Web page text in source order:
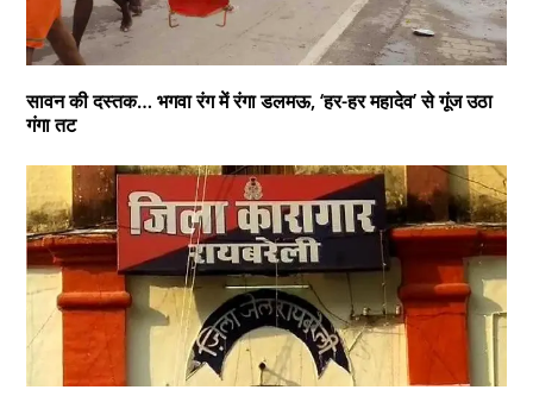
सावन की दस्तक… भगवा रंग में रंगा डलमऊ, ‘हर-हर महादेव’ से गूंज उठा
गंगा तट